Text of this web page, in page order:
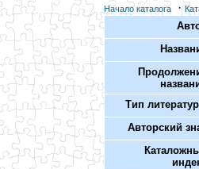
Начало каталога ·
Тип
Авторский